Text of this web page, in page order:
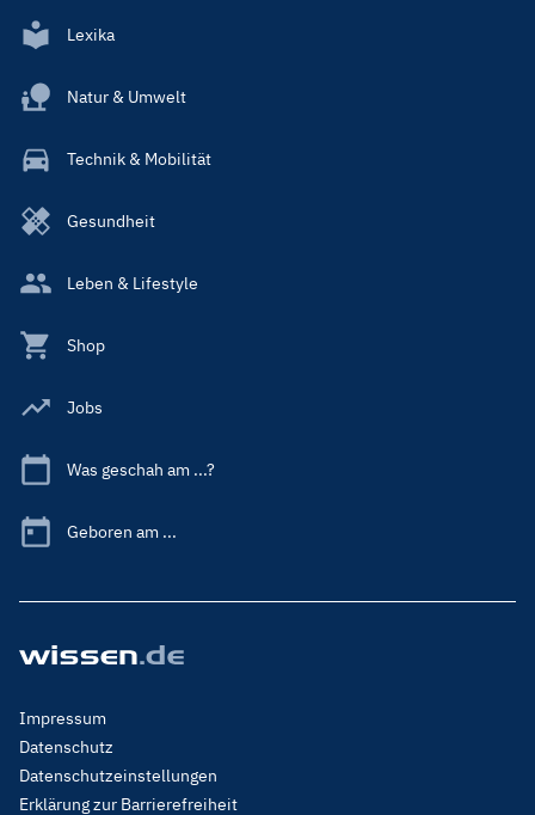
Lexika
Natur & Umwelt
Technik & Mobilität
Gesundheit
Leben & Lifestyle
Shop
Jobs
Was geschah am ...?
Geboren am ...
Footer
Menu
Legal
Impressum
Datenschutz
Datenschutzeinstellungen
Erklärung zur Barrierefreiheit